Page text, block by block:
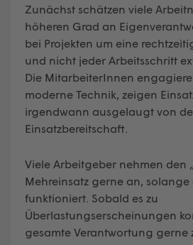
Zunächst schätzen viele
höheren Grad an
bei Projekten um eine
und nicht jeder Arbeitsschritt
Die MitarbeiterInnen
moderne Technik, zeigen
irgendwann ausgelaugt von
Einsatzbereitschaft.
Viele Arbeitgeber nehmen den
Mehreinsatz gerne an, solange
funktioniert. Sobald es zu
Überlastungserscheinungen
gesamte Verantwortung gerne